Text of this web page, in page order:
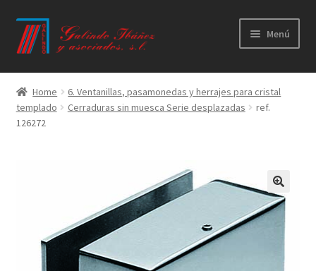
Ir
a
Ir
al
Menú
Principal
Productos
Contacto
Home
6. Ventanillas, pasamonedas y herrajes para cristal
templado
Cerraduras sin muesca Serie desplazadas
ref.
126272